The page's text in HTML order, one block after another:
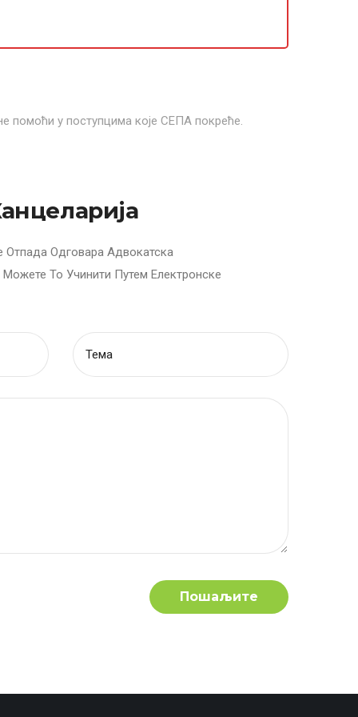
помоћи у поступцима које СЕПА покреће.
Одговара Адвокатска
То Учинити Путем Електронске